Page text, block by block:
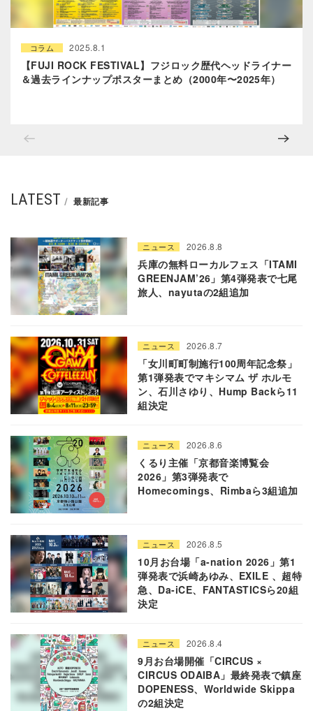
コラム 2025.8.1
【FUJI ROCK FESTIVAL】フジロック歴代ヘッドライナー
＆過去ラインナップポスターまとめ（2000年〜2025年）
LATEST 最新記事
ニュース 2026.8.8
兵庫の無料ローカルフェス「ITAMI
GREENJAM’26」第4弾発表で七尾
旅人、nayutaの2組追加
ニュース 2026.8.7
「女川町町制施行100周年記念祭」
第1弾発表でマキシマム ザ ホルモ
ン、石川さゆり、Hump Backら11
組決定
ニュース 2026.8.6
くるり主催「京都音楽博覧会
2026」第3弾発表で
Homecomings、Rimbaら3組追加
ニュース 2026.8.5
10月お台場「a-nation 2026」第1
弾発表で浜崎あゆみ、EXILE 、超特
急、Da-iCE、FANTASTICSら20組
決定
ニュース 2026.8.4
9月お台場開催「CIRCUS ×
CIRCUS ODAIBA」最終発表で鎮座
DOPENESS、Worldwide Skippa
の2組決定